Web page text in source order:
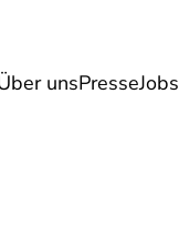
unsPresseJobs
Verträge